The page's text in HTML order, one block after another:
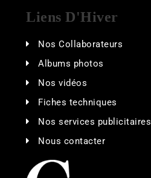
Liens D'Hiver
Nos Collaborateurs
Albums photos
Nos vidéos
Fiches techniques
Nos services publicitaires
Nous contacter